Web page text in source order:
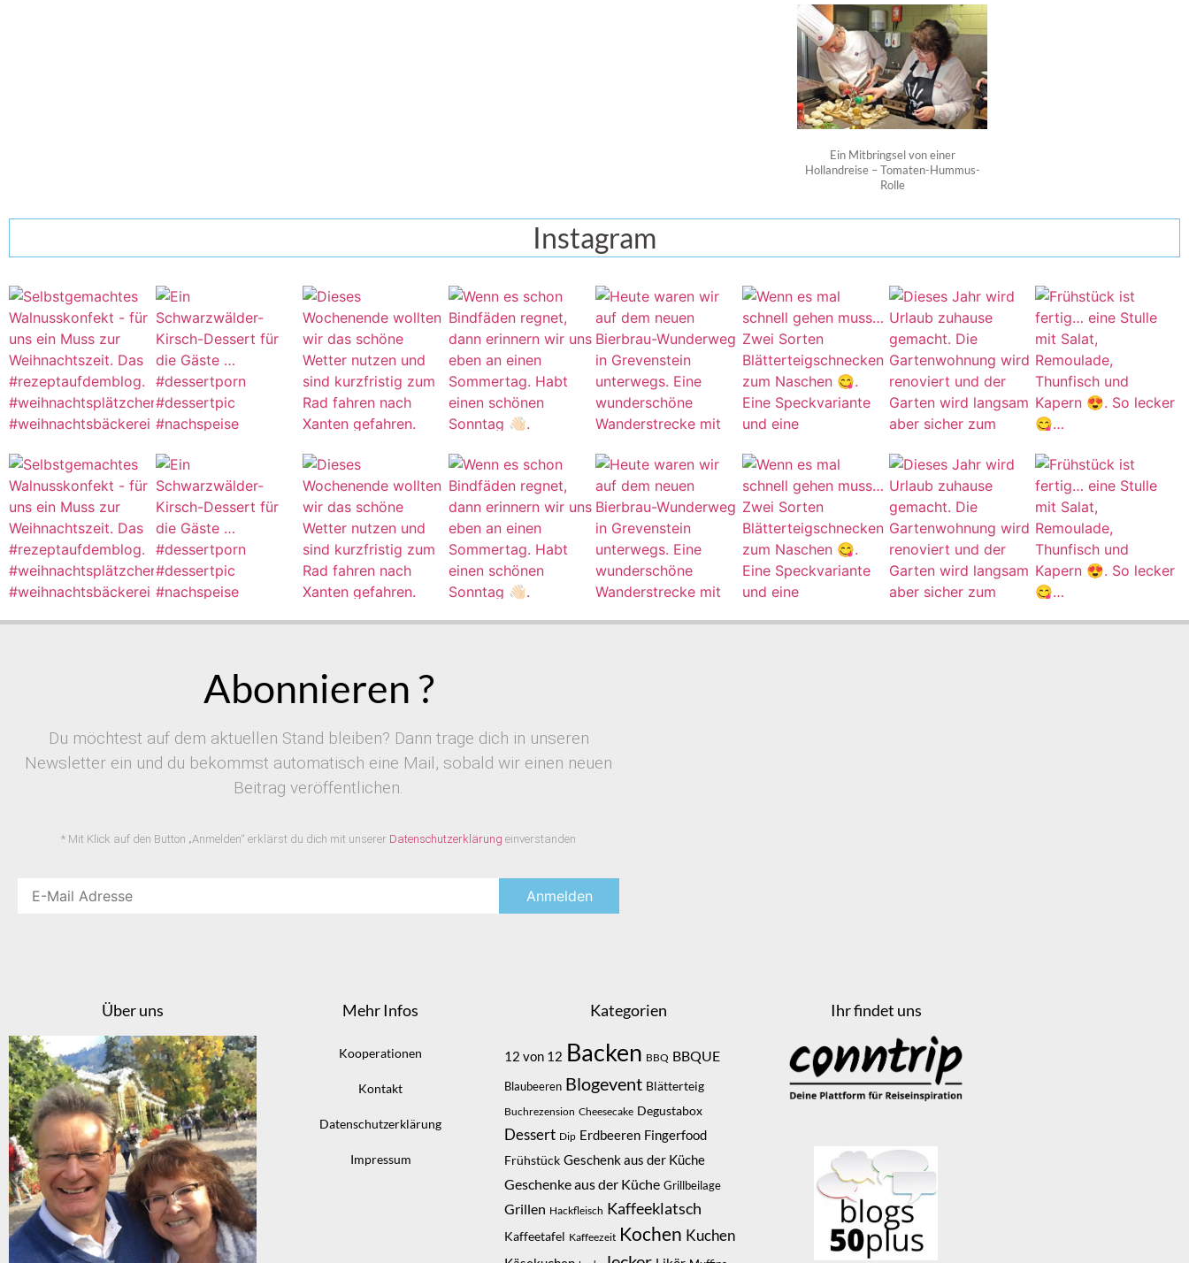
Ein Mitbringsel von einer
Hollandreise – Tomaten-Hummus-
Rolle
Instagram
Abonnieren ?
Du möchtest auf dem aktuellen Stand bleiben? Dann trage dich in unseren
Newsletter ein und du bekommst automatisch eine Mail, sobald wir einen neuen
Beitrag veröffentlichen.
* Mit Klick auf den Button „Anmelden“ erklärst du dich mit unserer Datenschutzerklärung einverstanden
Über uns Mehr Infos
Kooperationen
Kontakt
Datenschutzerklärung
Impressum
Kategorien
12 von 12 Backen BBQ BBQUE
Blaubeeren Blogevent Blätterteig
Buchrezension Cheesecake Degustabox
Dessert Dip Erdbeeren Fingerfood
Frühstück Geschenk aus der Küche
Geschenke aus der Küche Grillbeilage
Grillen Hackfleisch Kaffeeklatsch
Kaffeetafel Kaffeezeit Kochen Kuchen
Ihr findet uns